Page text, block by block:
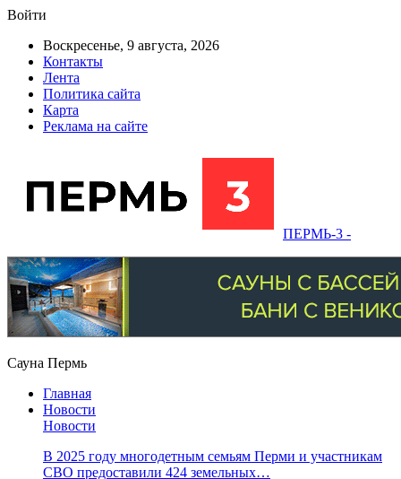
Войти
Воскресенье, 9 августа, 2026
Контакты
Лента
Политика сайта
Карта
Реклама на сайте
ПЕРМЬ-3 -
Сауна Пермь
Главная
Новости
Новости
В 2025 году многодетным семьям Перми и участникам
СВО предоставили 424 земельных…